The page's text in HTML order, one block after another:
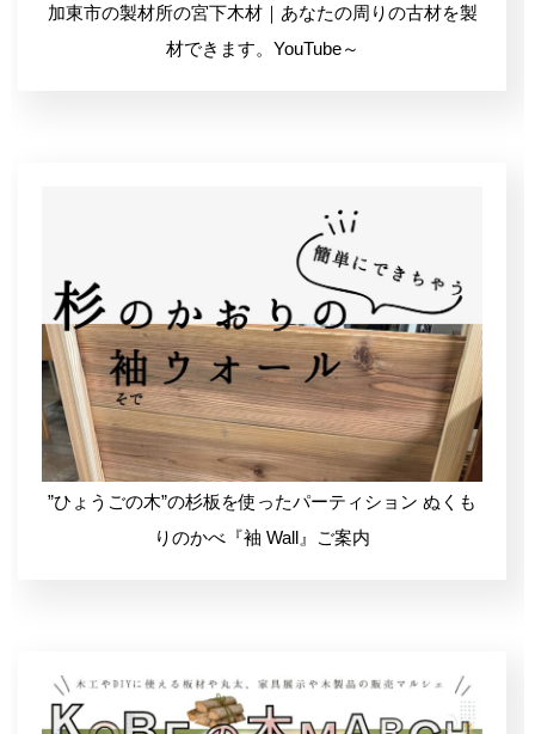
レーザー加工機 FLUX.co
木づかい仲間のご紹介(仕入先・販売先)
加東市の製材所の宮下木材｜あなたの周りの古材を製
材できます。YouTube～
”ひょうごの木”の杉板を使ったパーティション ぬくも
りのかべ『袖 Wall』ご案内